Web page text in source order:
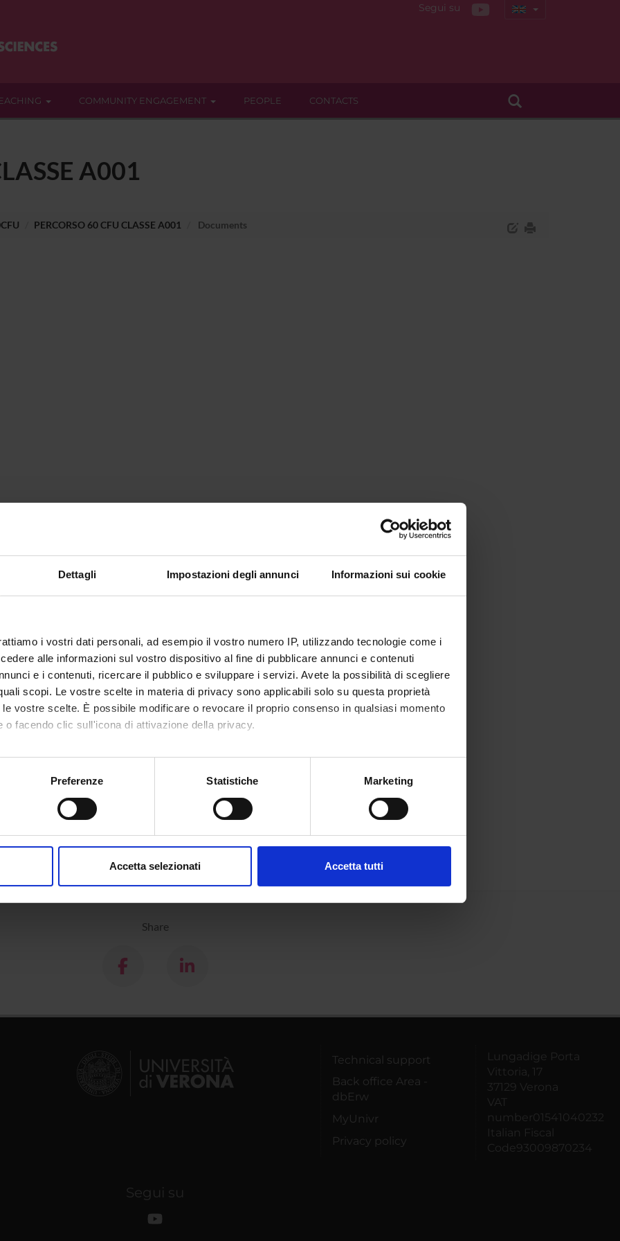
Dettagli Impostazioni degli annunci Informazioni sui cookie
i vostri dati personali, ad esempio il vostro numero IP, utilizzando tecnologie come i
alle informazioni sul vostro dispositivo al fine di pubblicare annunci e contenuti
e i contenuti, ricercare il pubblico e sviluppare i servizi. Avete la possibilità di scegliere
scopi. Le vostre scelte in materia di privacy sono applicabili solo su questa proprietà
vostre scelte. È possibile modificare o revocare il proprio consenso in qualsiasi momento
o facendo clic sull'icona di attivazione della privacy.
anche:
sulla tua posizione geografica, con un'approssimazione di qualche metro,
in qualsiasi momento dalla Dichiarazione sui cookie.
Preferenze Statistiche Marketing
Accetta selezionati Accetta tutti
Segui su
COMMUNITY ENGAGEMENT PEOPLE CONTACTS
A001
PERCORSO 60 CFU CLASSE A001 Documents
Share
Technical support
Back office Area -
dbErw
MyUnivr
Privacy policy
Lungadige Porta
Vittoria, 17
37129 Verona
VAT
number01541040232
Italian Fiscal
Code93009870234
Segui su